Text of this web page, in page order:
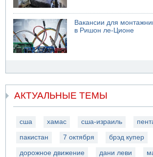
Вакансии для
в Ришон ле-Ционе
АКТУАЛЬНЫЕ ТЕМЫ
сша хамас сша-израиль
пакистан 7 октября брэд купер
дорожное движение дани леви